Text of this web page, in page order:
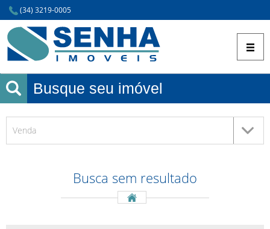
(34) 3219-0005
Busque seu imóvel
Venda
Busca sem resultado